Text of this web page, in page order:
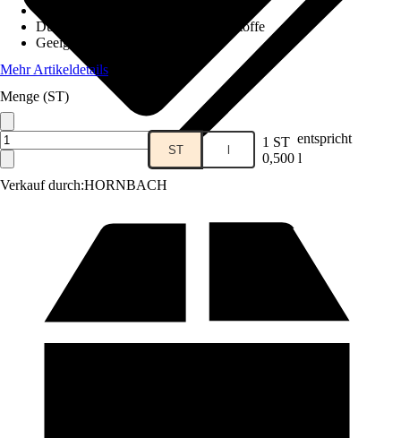
Verkauf durch:HORNBACH
Düngerart
100% natürliche Inhaltsstoffe
Geeignet für
Mehr Artikeldetails
Menge (ST)
ST l 1 ST entspricht
0,500 l